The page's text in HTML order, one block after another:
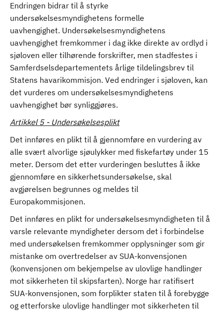
Endringen bidrar til å styrke
undersøkelsesmyndighetens formelle
uavhengighet. Undersøkelsesmyndighetens
uavhengighet fremkommer i dag ikke direkte av ordlyd i
sjøloven eller tilhørende forskrifter, men stadfestes i
Samferdselsdepartementets årlige tildelingsbrev til
Statens havarikommisjon. Ved endringer i sjøloven, kan
det vurderes om undersøkelsesmyndighetens
uavhengighet bør synliggjøres.
Artikkel 5 - Undersøkelsesplikt
Det innføres en plikt til å gjennomføre en vurdering av
alle svært alvorlige sjøulykker med fiskefartøy under 15
meter. Dersom det etter vurderingen besluttes å ikke
gjennomføre en sikkerhetsundersøkelse, skal
avgjørelsen begrunnes og meldes til
Europakommisjonen.
Det innføres en plikt for undersøkelsesmyndigheten til å
varsle relevante myndigheter dersom det i forbindelse
med undersøkelsen fremkommer opplysninger som gir
mistanke om overtredelser av SUA-konvensjonen
(konvensjonen om bekjempelse av ulovlige handlinger
mot sikkerheten til skipsfarten). Norge har ratifisert
SUA-konvensjonen, som forplikter staten til å forebygge
og etterforske ulovlige handlinger mot sikkerheten til